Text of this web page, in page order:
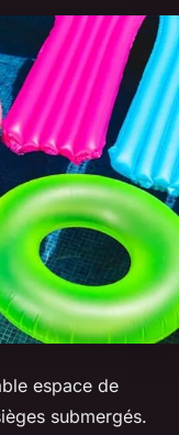
espace de
submergés.